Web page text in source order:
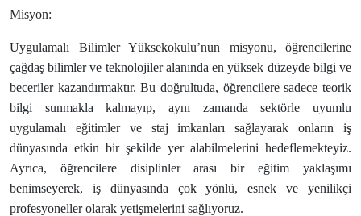
Misyon:
Uygulamalı Bilimler Yüksekokulu’nun misyonu, öğrencilerine
çağdaş bilimler ve teknolojiler alanında en yüksek düzeyde bilgi ve
beceriler kazandırmaktır. Bu doğrultuda, öğrencilere sadece teorik
bilgi sunmakla kalmayıp, aynı zamanda sektörle uyumlu
uygulamalı eğitimler ve staj imkanları sağlayarak onların iş
dünyasında etkin bir şekilde yer alabilmelerini hedeflemekteyiz.
Ayrıca, öğrencilere disiplinler arası bir eğitim yaklaşımı
benimseyerek, iş dünyasında çok yönlü, esnek ve yenilikçi
profesyoneller olarak yetişmelerini sağlıyoruz.